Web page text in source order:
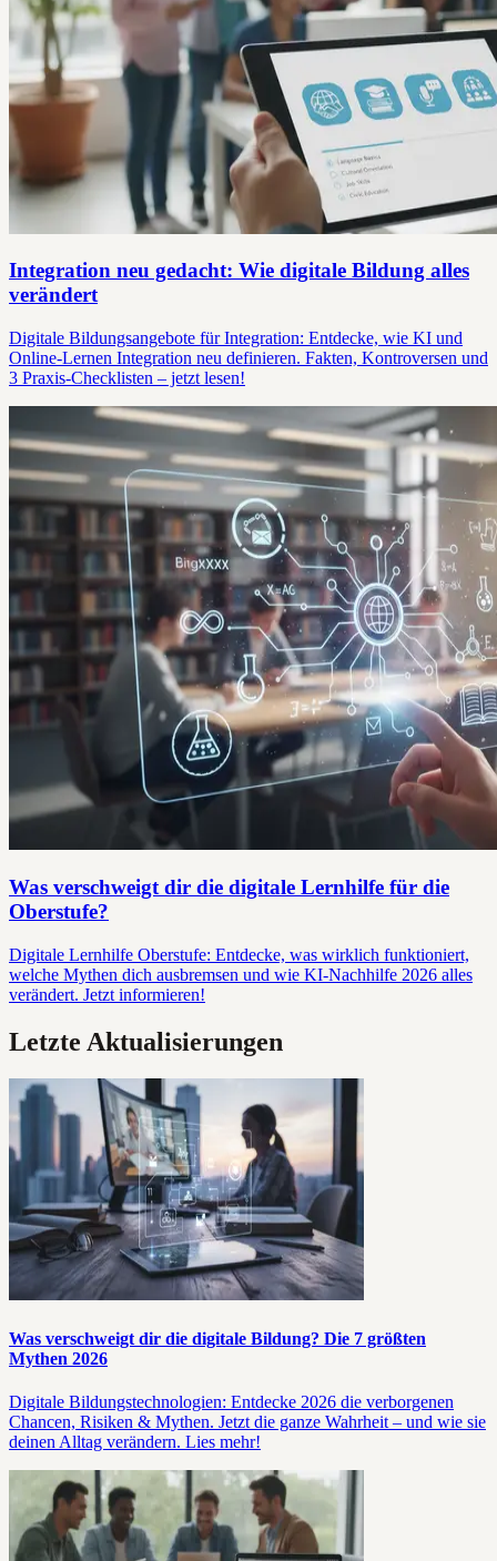
Integration neu gedacht: Wie digitale Bildung alles
verändert
Digitale Bildungsangebote für Integration: Entdecke, wie KI und
Online-Lernen Integration neu definieren. Fakten, Kontroversen und
3 Praxis-Checklisten – jetzt lesen!
Was verschweigt dir die digitale Lernhilfe für die
Oberstufe?
Digitale Lernhilfe Oberstufe: Entdecke, was wirklich funktioniert,
welche Mythen dich ausbremsen und wie KI-Nachhilfe 2026 alles
verändert. Jetzt informieren!
Letzte Aktualisierungen
Was verschweigt dir die digitale Bildung? Die 7 größten
Mythen 2026
Digitale Bildungstechnologien: Entdecke 2026 die verborgenen
Chancen, Risiken & Mythen. Jetzt die ganze Wahrheit – und wie sie
deinen Alltag verändern. Lies mehr!